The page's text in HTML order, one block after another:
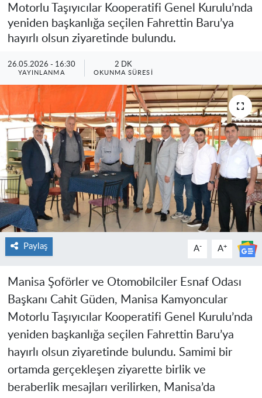
Motorlu Taşıyıcılar Kooperatifi Genel Kurulu’nda
yeniden başkanlığa seçilen Fahrettin Baru’ya
hayırlı olsun ziyaretinde bulundu.
26.05.2026 - 16:30
YAYINLANMA
2 DK
OKUNMA SÜRESI
Paylaş A- A+
Manisa Şoförler ve Otomobilciler Esnaf Odası
Başkanı Cahit Güden, Manisa Kamyoncular
Motorlu Taşıyıcılar Kooperatifi Genel Kurulu’nda
yeniden başkanlığa seçilen Fahrettin Baru’ya
hayırlı olsun ziyaretinde bulundu. Samimi bir
ortamda gerçekleşen ziyarette birlik ve
beraberlik mesajları verilirken, Manisa’da
Saruhanlı
Soma
Resmi İlanlar
Tüm Manşetler
Son Dakika Haberleri
Haber Arşivi